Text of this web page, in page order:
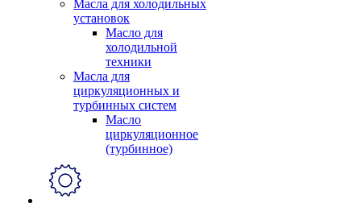
Масла для холодильных
установок
Масло для
холодильной
техники
Масла для
циркуляционных и
турбинных систем
Масло
циркуляционное
(турбинное)